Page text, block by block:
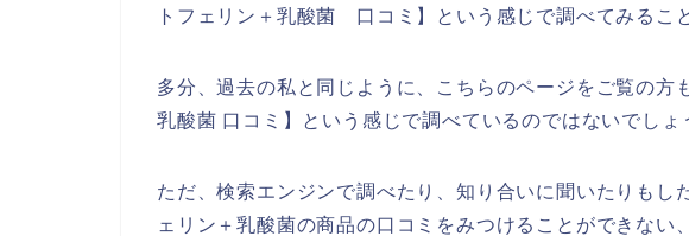
トフェリン＋乳酸菌 口コミ】という感じで調べてみるこ
多分、過去の私と同じように、こちらのページをご覧の方
乳酸菌 口コミ】という感じで調べているのではないでしょ
ただ、検索エンジンで調べたり、知り合いに聞いたりもし
ェリン＋乳酸菌の商品の口コミをみつけることができない